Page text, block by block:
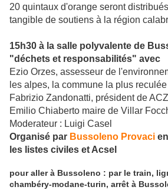
20 quintaux d'orange seront
tangible de soutiens à la région
15h30 à la salle polyvalente de
"déchets et responsabilités" avec
Ezio Orzes, assesseur de
les alpes, la commune la plus
Fabrizio Zandonatti, président de
Emilio Chiaberto maire de Villar
Moderateur : Luigi Casel
Organisé par Bussoleno Provaci
les listes civiles et Acsel
pour aller à Bussoleno : par le train,
chambéry-modane-turin, arrêt à